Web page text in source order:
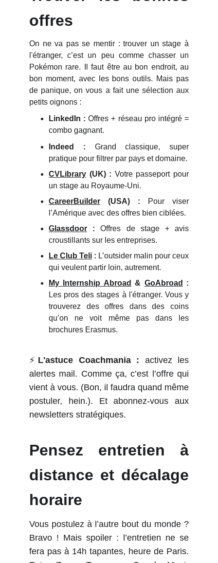
offres
On ne va pas se mentir : trouver un stage à
l'étranger, c’est un peu comme chasser un
Pokémon rare. Il faut être au bon endroit, au
bon moment, avec les bons outils. Mais pas
de panique, on vous a fait une sélection aux
petits oignons :
LinkedIn : Offres + réseau pro intégré =
combo gagnant.
Indeed : Grand classique, super
pratique pour filtrer par pays et domaine.
CVLibrary (UK) : Votre passeport pour
un stage au Royaume-Uni.
CareerBuilder (USA) : Pour viser
l’Amérique avec des offres bien ciblées.
Glassdoor :Offres de stage + avis
croustillants sur les entreprises.
Le Club Teli : L’outsider malin pour ceux
qui veulent partir loin, autrement.
My Internship Abroad & GoAbroad
:
Les pros des stages à l'étranger. Vous y
trouverez des offres dans des coins
qu’on ne voit même pas dans les
brochures Erasmus.
⚡ L'astuce Coachmania : activez les
alertes mail. Comme ça, c’est l’offre qui
vient à vous. (Bon, il faudra quand même
postuler, hein.). Et abonnez-vous aux
newsletters stratégiques.
Pensez entretien à
distance et décalage
horaire
Vous postulez à l’autre bout du monde ?
Bravo ! Mais spoiler : l’entretien ne se
fera pas à 14h tapantes, heure de Paris.